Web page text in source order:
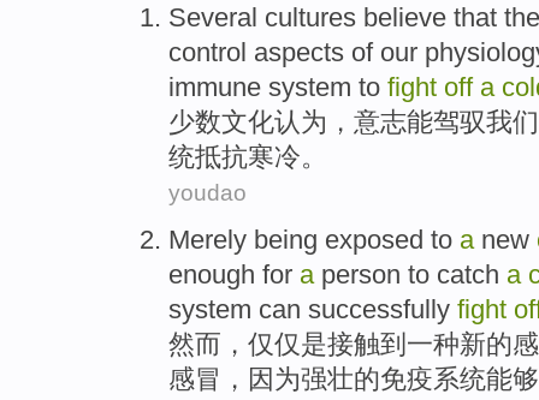
Several cultures believe that
control aspects of our
immune system to fight off a
少数文化认为 ， 意志能驾驭我们
统抵抗寒冷。
youdao
Merely being exposed to a new
enough for a person to catch a
system can successfully fight
然而 ， 仅仅是接触到 一种新的
感冒， 因为强壮的免疫系统能够